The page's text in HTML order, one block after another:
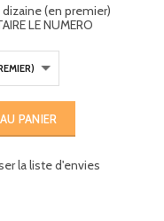
(en premier)
LE NUMERO
PANIER
la liste d'envies